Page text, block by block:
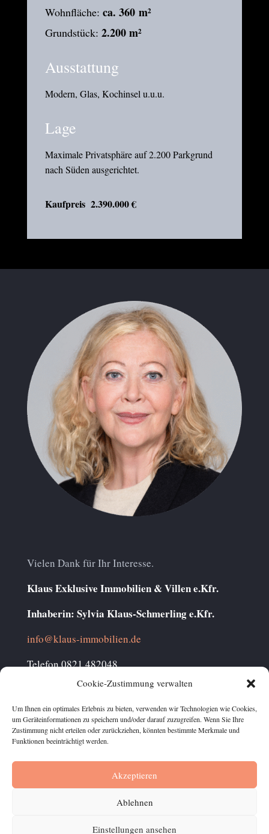
Cookie-Zustimmung verwalten
Um Ihnen ein optimales Erlebnis zu bieten, verwenden wir Technologien wie Cookies,
um Geräteinformationen zu speichern und/oder darauf zuzugreifen. Wenn Sie Ihre
Zustimmung nicht erteilen oder zurückziehen, könnten bestimmte Merkmale und
Funktionen beeinträchtigt werden.
Akzeptieren
Ablehnen
Einstellungen ansehen
Wohnfläche: ca. 360 m²
Grundstück: 2.200 m²
Ausstattung
Modern, Glas, Kochinsel u.u.u.
Lage
Maximale Privatsphäre auf 2.200 Parkgrund
nach Süden ausgerichtet.
Kaufpreis 2.390.000 €
Vielen Dank für Ihr Interesse.
Klaus Exklusive Immobilien & Villen e.Kfr.
Inhaberin: Sylvia Klaus-Schmerling e.Kfr.
info@klaus-immobilien.de
Telefon 0821 482048
Mobil 0177 2311933
Datenschutz Impressum
Kontakt
Cookie-Richtlinie (EU)
Schmerling e.Kfr. | 0821 482048